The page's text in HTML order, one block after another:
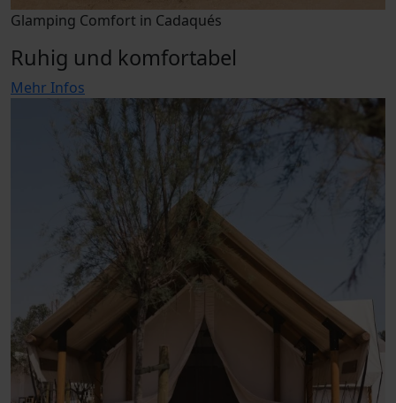
Glamping Comfort in Cadaqués
Ruhig und komfortabel
Mehr Infos